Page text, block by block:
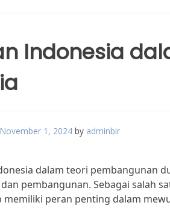
Indonesia
November 1, 2024 by adminbir
dalam teori pembangunan
pembangunan. Sebagai salah
memiliki peran penting dalam